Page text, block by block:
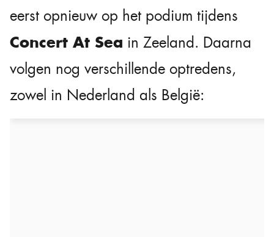
eerst opnieuw op het podium tijdens
Concert At Sea in Zeeland. Daarna
volgen nog verschillende optredens,
zowel in Nederland als België: